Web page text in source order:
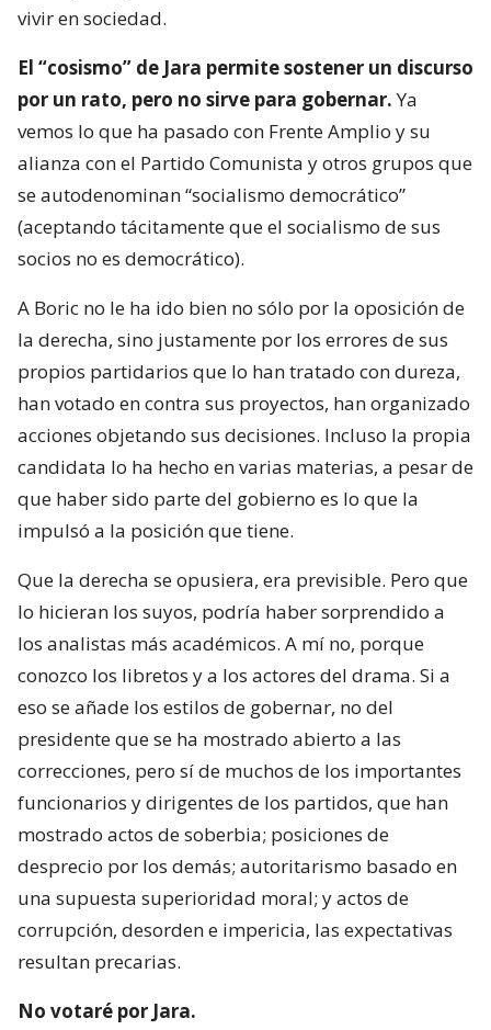
vivir en sociedad.
El “cosismo” de Jara permite sostener un discurso
por un rato, pero no sirve para gobernar.Ya
vemos lo que ha pasado con Frente Amplio y su
alianza con el Partido Comunista y otros grupos que
se autodenominan “socialismo democrático”
(aceptando tácitamente que el socialismo de sus
socios no es democrático).
A Boric no le ha ido bien no sólo por la oposición de
la derecha, sino justamente por los errores de sus
propios partidarios que lo han tratado con dureza,
han votado en contra sus proyectos, han organizado
acciones objetando sus decisiones. Incluso la propia
candidata lo ha hecho en varias materias, a pesar de
que haber sido parte del gobierno es lo que la
impulsó a la posición que tiene.
Que la derecha se opusiera, era previsible. Pero que
lo hicieran los suyos, podría haber sorprendido a
los analistas más académicos. A mí no, porque
conozco los libretos y a los actores del drama. Si a
eso se añade los estilos de gobernar, no del
presidente que se ha mostrado abierto a las
correcciones, pero sí de muchos de los importantes
funcionarios y dirigentes de los partidos, que han
mostrado actos de soberbia; posiciones de
desprecio por los demás; autoritarismo basado en
una supuesta superioridad moral; y actos de
corrupción, desorden e impericia, las expectativas
resultan precarias.
No votaré por Jara.